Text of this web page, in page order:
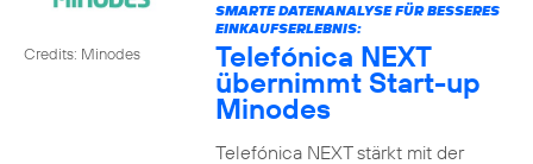
Credits: Minodes
SMARTE DATENANALYSE FÜR BESSERES
EINKAUFSERLEBNIS:
Telefónica NEXT
übernimmt Start-up
Minodes
Telefónica NEXT stärkt mit der